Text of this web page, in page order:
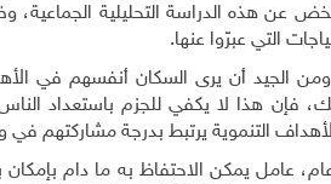
هذه الدراسة التحليلية الجماعية،
التي عبرّوا عنها.
ومن الجيد أن يرى السكان أنفسهم في
فإن هذا لا يكفي للجزم باستعداد
التنموية يرتبط بدرجة مشاركتهم
عامل يمكن الاحتفاظ به ما دام بإمكان